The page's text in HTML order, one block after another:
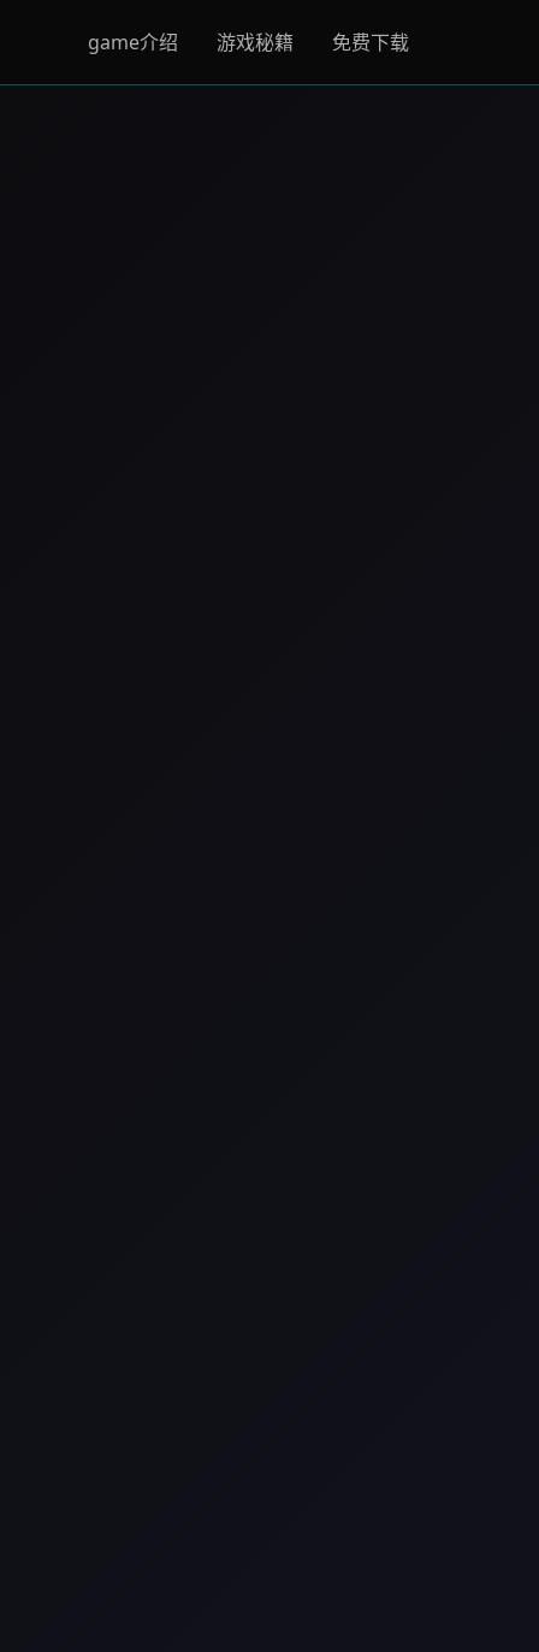
game介绍 游戏秘籍 免费下载